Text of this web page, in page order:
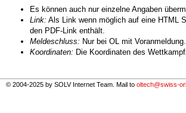
Es können auch nur einzelne Angaben
Link: Als Link wenn möglich auf eine HTML
den PDF-Link enthält.
Meldeschluss: Nur bei OL mit
Koordinaten: Die Koordinaten des
© 2004-2025 by SOLV Internet Team. Mail to oltech@swiss-